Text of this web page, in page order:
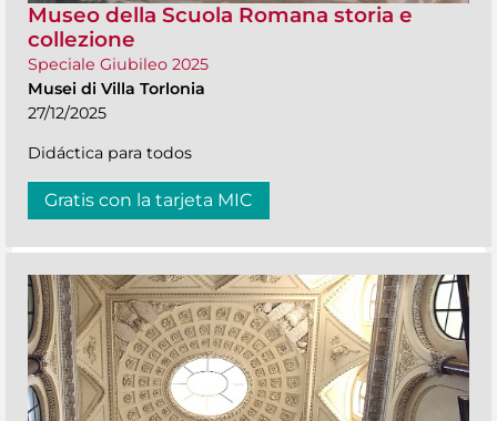
Museo della Scuola Romana storia e
collezione
Speciale Giubileo 2025
Musei di Villa Torlonia
27/12/2025
Didáctica para todos
Gratis con la tarjeta MIC